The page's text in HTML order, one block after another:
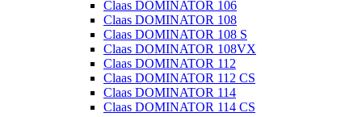
Claas DOMINATOR 106
Claas DOMINATOR 108
Claas DOMINATOR 108 S
Claas DOMINATOR 108VX
Claas DOMINATOR 112
Claas DOMINATOR 112 CS
Claas DOMINATOR 114
Claas DOMINATOR 114 CS